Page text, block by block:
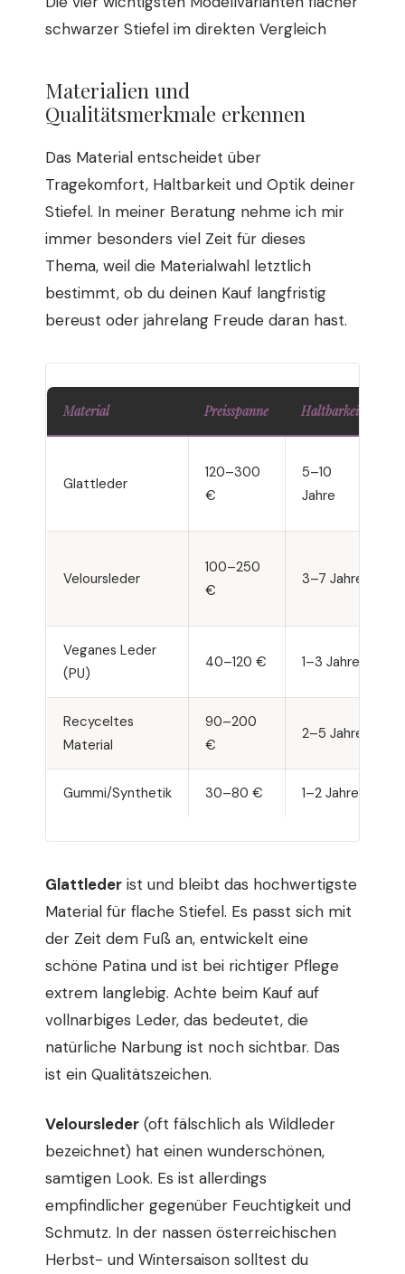
schwarzer Stiefel im direkten Vergleich
Materialien und
Qualitätsmerkmale erkennen
Das Material entscheidet über
Tragekomfort, Haltbarkeit und Optik deiner
Stiefel. In meiner Beratung nehme ich mir
immer besonders viel Zeit für dieses
Thema, weil die Materialwahl letztlich
bestimmt, ob du deinen Kauf langfristig
bereust oder jahrelang Freude daran hast.
Material Preisspanne Haltbarkeit
Glattleder
120–300
€
5–10
Jahre
Veloursleder
100–250
€
3–7 Jahre
Veganes Leder
(PU)
40–120 € 1–3 Jahre
Recyceltes
Material
90–200
€
2–5 Jahre
Gummi/Synthetik 30–80 € 1–2 Jahre
Glattleder ist und bleibt das hochwertigste
Material für flache Stiefel. Es passt sich mit
der Zeit dem Fuß an, entwickelt eine
schöne Patina und ist bei richtiger Pflege
extrem langlebig. Achte beim Kauf auf
vollnarbiges Leder, das bedeutet, die
natürliche Narbung ist noch sichtbar. Das
ist ein Qualitätszeichen.
Veloursleder (oft fälschlich als Wildleder
bezeichnet) hat einen wunderschönen,
samtigen Look. Es ist allerdings
empfindlicher gegenüber Feuchtigkeit und
Schmutz. In der nassen österreichischen
Herbst- und Wintersaison solltest du